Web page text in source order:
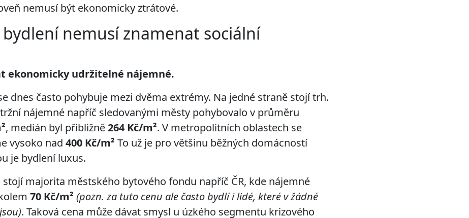
nemusí být ekonomicky ztrátové.
nemusí znamenat sociální
ekonomicky udržitelné nájemné.
dnes často pohybuje mezi dvěma extrémy. Na jedné straně stojí trh.
nájemné napříč sledovanými městy pohybovalo v průměru
, medián byl přibližně264 Kč/m². V metropolitních oblastech se
vysoko nad 400 Kč/m² To už je pro většinu běžných domácností
je bydlení luxus.
stojí majorita městského bytového fondu napříč ČR, kde nájemné
70 Kč/m² (pozn. za tuto cenu ale často bydlí i lidé, které v žádné
. Taková cena může dávat smysl u úzkého segmentu krizového